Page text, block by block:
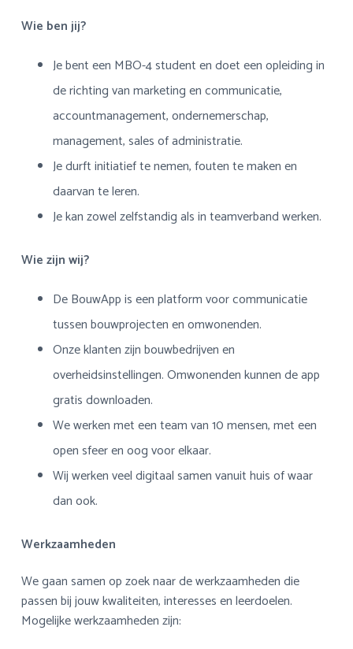
Wie ben jij?
Je bent een MBO-4 student en doet een opleiding in
de richting van marketing en communicatie,
accountmanagement, ondernemerschap,
management, sales of administratie.
Je durft initiatief te nemen, fouten te maken en
daarvan te leren.
Je kan zowel zelfstandig als in teamverband werken.
Wie zijn wij?
De BouwApp is een platform voor communicatie
tussen bouwprojecten en omwonenden.
Onze klanten zijn bouwbedrijven en
overheidsinstellingen. Omwonenden kunnen de app
gratis downloaden.
We werken met een team van 10 mensen, met een
open sfeer en oog voor elkaar.
Wij werken veel digitaal samen vanuit huis of waar
dan ook.
Werkzaamheden
We gaan samen op zoek naar de werkzaamheden die
passen bij jouw kwaliteiten, interesses en leerdoelen.
Mogelijke werkzaamheden zijn: